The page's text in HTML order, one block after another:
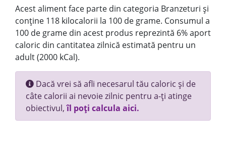
Acest aliment face parte din categoria Branzeturi și
conține 118 kilocalorii la 100 de grame. Consumul a
100 de grame din acest produs reprezintă 6% aport
caloric din cantitatea zilnică estimată pentru un
adult (2000 kCal).
Dacă vrei să afli necesarul tău caloric și de
câte calorii ai nevoie zilnic pentru a-ți atinge
obiectivul,îl poți calcula aici.